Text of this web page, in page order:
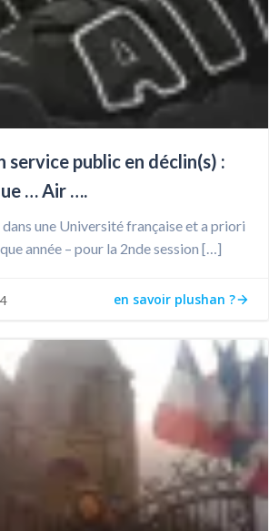
service public en déclin(s) :
… Air ….
dans une Université française et a priori
année – pour la 2nde session […]
en savoir plushan ?